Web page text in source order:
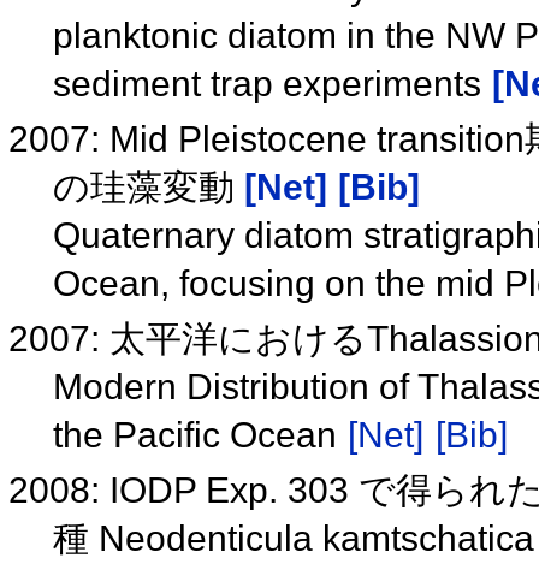
planktonic diatom in the NW
sediment trap experiments
2007: Mid Pleistocene
の珪藻変動 [Net] [Bib]
Quaternary diatom
Ocean, focusing on the mid
2007: 太平洋における
Modern Distribution of
the Pacific Ocean [Net] [Bib]
2008: IODP Exp. 303 で得られ
種 Neodenticula